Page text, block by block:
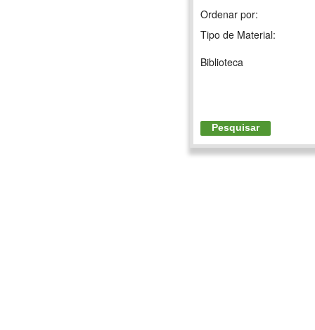
Ordenar por:
Tipo de Material:
Biblioteca
Pesquisar